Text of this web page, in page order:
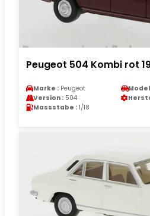
Peugeot 504 Kombi rot
Marke : Peugeot
Version : 504
Massstabe : 1/18